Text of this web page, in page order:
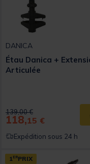
DANICA
Étau Danica +
Articulée
Price reduced from
139,00 €to
118,15 €
Expédition sous 24 h
1 ERPRIX